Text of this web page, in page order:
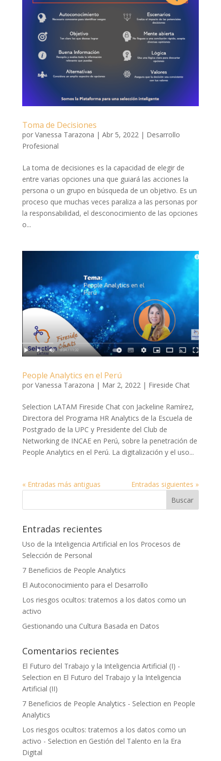
Toma de Decisiones
por Vanessa Tarazona | Abr 5, 2022 | Desarrollo
Profesional
La toma de decisiones es la capacidad de elegir de
entre varias opciones una que guiará las acciones la
persona o un grupo en búsqueda de un objetivo. Es un
proceso que muchas veces paraliza a las personas por
la responsabilidad, el desconocimiento de las opciones
o...
People Analytics en el Perú
por Vanessa Tarazona | Mar 2, 2022 | Fireside Chat
Selection LATAM Fireside Chat con Jackeline Ramírez,
Directora del Programa HR Analytics de la Escuela de
Postgrado de la UPC y Presidente del Club de
Networking de INCAE en Perú, sobre la penetración de
People Analytics en el Perú. La digitalización y el uso...
« Entradas más antiguas Entradas siguientes »
Entradas recientes
Uso de la Inteligencia Artificial en los Procesos de
Selección de Personal
7 Beneficios de People Analytics
El Autoconocimiento para el Desarrollo
Los riesgos ocultos: tratemos a los datos como un
activo
Gestionando una Cultura Basada en Datos
Comentarios recientes
El Futuro del Trabajo y la Inteligencia Artificial (I) -
Selection en El Futuro del Trabajo y la Inteligencia
Artificial (II)
7 Beneficios de People Analytics - Selection en People
Analytics
Los riesgos ocultos: tratemos a los datos como un
activo - Selection en Gestión del Talento en la Era
Digital